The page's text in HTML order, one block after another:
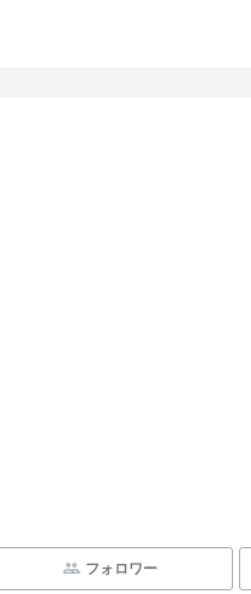
フォロワー